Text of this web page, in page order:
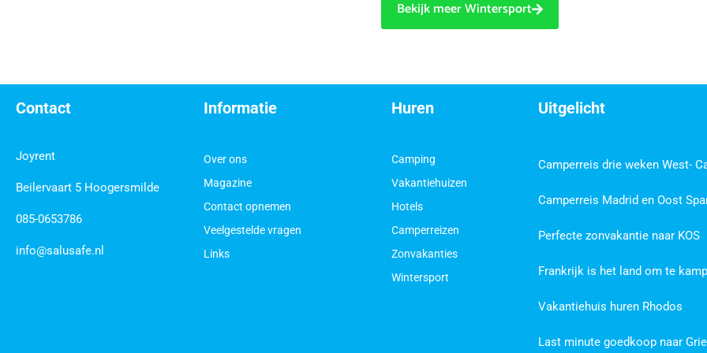
Bekijk meer Wintersport
Contact
Joyrent
Beilervaart 5 Hoogersmilde
085-0653786
info@salusafe.nl
Informatie
Over ons
Magazine
Contact opnemen
Veelgestelde vragen
Links
Huren
Camping
Vakantiehuizen
Hotels
Camperreizen
Zonvakanties
Wintersport
Uitgelicht
Camperreis drie weken West-
Camperreis Madrid en Oost
Perfecte zonvakantie naar KOS
Frankrijk is het land om te
Vakantiehuis huren Rhodos
Last minute goedkoop naar